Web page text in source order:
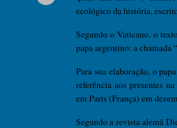
ecológico da história,
Segundo o Vaticano, o
papa argentino: a chamada
Para sua elaboração, o
referência aos presentes
em Paris (França) em
Segundo a revista alemã